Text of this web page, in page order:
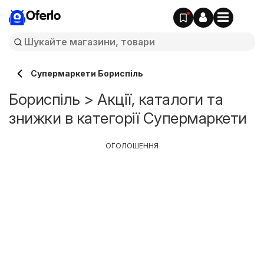
Oferlo
Супермаркети Бориспіль
Бориспіль > Акції, каталоги та
знижки в категорії Супермаркети
ОГОЛОШЕННЯ